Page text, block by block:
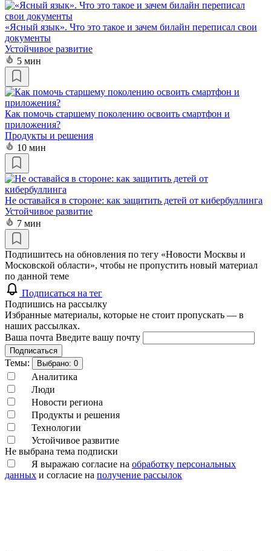
«Ясный язык». Что это такое и зачем билайн переписал свои
документы
Устойчивое развитие
5 мин
Как помочь старшему поколению освоить смартфон и
приложения?
Продукты и решения
10 мин
Не оставайся в стороне: как защитить детей от кибербуллинга
Устойчивое развитие
7 мин
Подпишитесь на обновления по тегу «Новости Москвы и
Московской области», чтобы не пропустить новый материал
по данной теме
Подписаться на тег
Подпишись на рассылку
Избранные материалы, которые не стоит пропускать — в
наших рассылках.
Ваша почта Введите вашу почту
Подписаться
Темы: Выбрано: 0
Аналитика
Люди
Новости региона
Продукты и решения
Технологии
Устойчивое развитие
Не выбрана тема подписки
Я выражаю согласие на обработку персональных
данных и согласие на получение рассылок